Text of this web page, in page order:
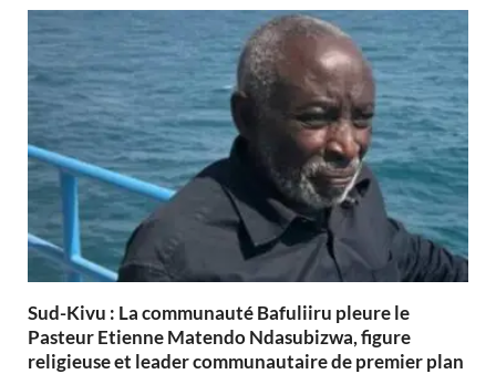
Sud-Kivu : La communauté Bafuliiru pleure le
Pasteur Etienne Matendo Ndasubizwa, figure
religieuse et leader communautaire de premier plan